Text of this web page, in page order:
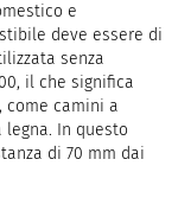
e
deve essere di
senza
il che significa
come camini a
In questo
di 70 mm dai